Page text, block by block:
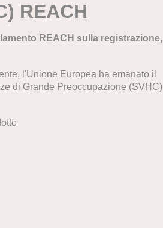
REACH
REACH sulla registrazione,
l'Unione Europea ha emanato il
di Grande Preoccupazione (SVHC)